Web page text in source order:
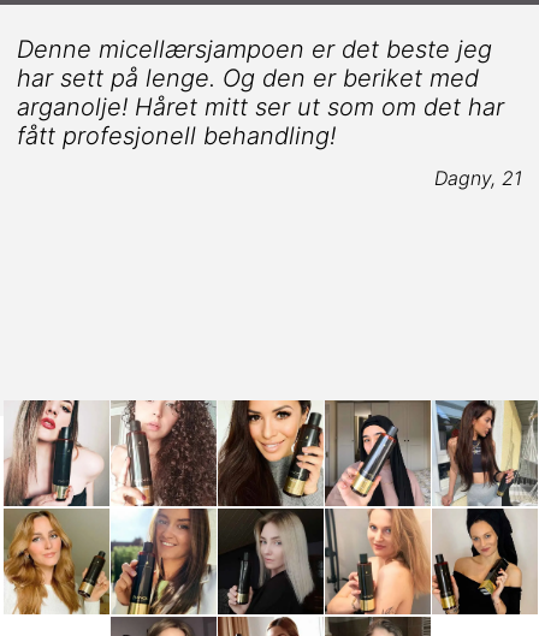
Denne micellærsjampoen er det beste jeg
har sett på lenge. Og den er beriket med
arganolje! Håret mitt ser ut som om det har
fått profesjonell behandling!
Dagny, 21